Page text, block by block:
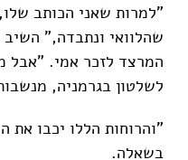
"למרות שאני הכותב
שהלוואי ונתבדה," השיב
המרצד לזכר אמי. "אבל
לשלטון בגרמניה,
"והרוחות הללו יכבו את
בשאלה.